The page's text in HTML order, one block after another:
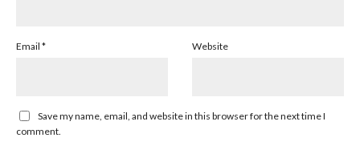
Email * Website
Save my name, email, and website in this browser for the next time I
comment.